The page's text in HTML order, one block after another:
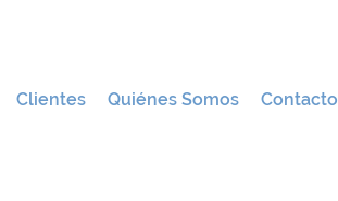
Clientes Quiénes Somos Contacto